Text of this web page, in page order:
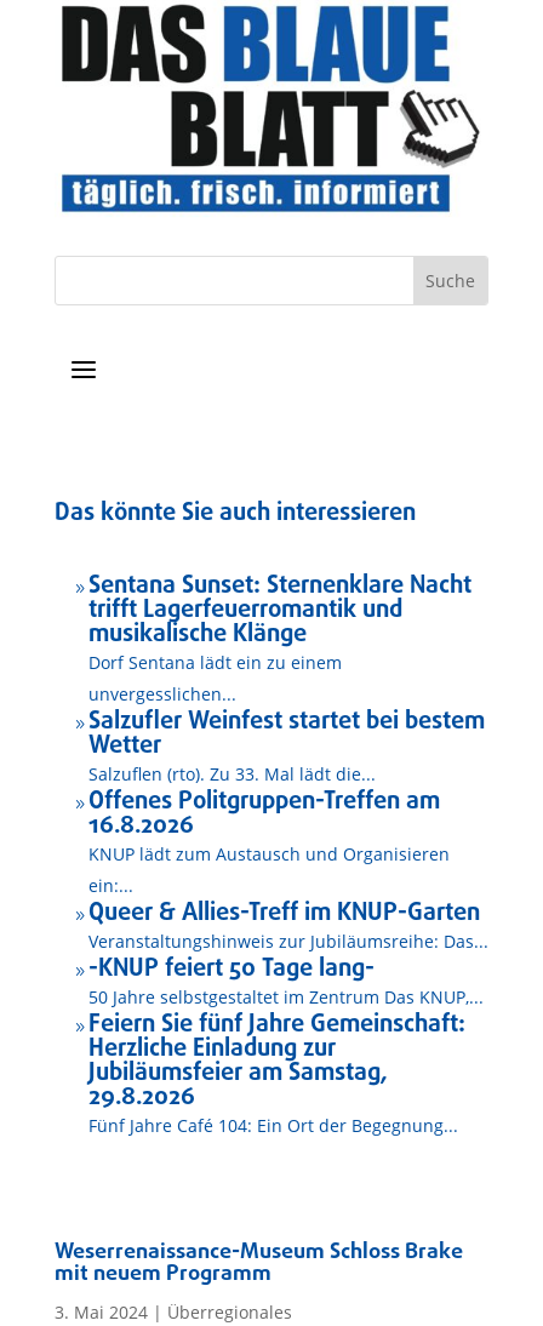
a
Das könnte Sie auch interessieren
9 Sentana Sunset: Sternenklare Nacht
trifft Lagerfeuerromantik und
musikalische Klänge
Dorf Sentana lädt ein zu einem
unvergesslichen...
9 Salzufler Weinfest startet bei bestem
Wetter
Salzuflen (rto). Zu 33. Mal lädt die...
9 Offenes Politgruppen-Treffen am
16.8.2026
KNUP lädt zum Austausch und Organisieren
ein:...
9 Queer & Allies-Treff im KNUP-Garten
Veranstaltungshinweis zur Jubiläumsreihe: Das...
9 -KNUP feiert 50 Tage lang-
50 Jahre selbstgestaltet im Zentrum Das KNUP,...
9 Feiern Sie fünf Jahre Gemeinschaft:
Herzliche Einladung zur
Jubiläumsfeier am Samstag,
29.8.2026
Fünf Jahre Café 104: Ein Ort der Begegnung...
Weserrenaissance-Museum Schloss Brake
mit neuem Programm
3. Mai 2024| Überregionales